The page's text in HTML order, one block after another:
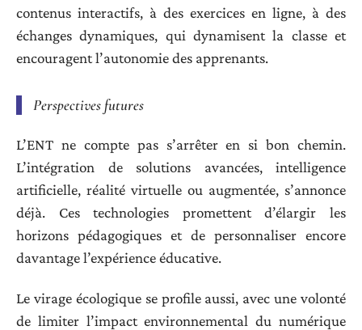
contenus interactifs, à des exercices en ligne, à des
échanges dynamiques, qui dynamisent la classe et
encouragent l’autonomie des apprenants.
Perspectives futures
L’ENT ne compte pas s’arrêter en si bon chemin.
L’intégration de solutions avancées, intelligence
artificielle, réalité virtuelle ou augmentée, s’annonce
déjà. Ces technologies promettent d’élargir les
horizons pédagogiques et de personnaliser encore
davantage l’expérience éducative.
Le virage écologique se profile aussi, avec une volonté
de limiter l’impact environnemental du numérique